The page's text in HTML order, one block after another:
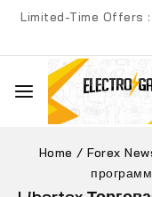
SkipLimited-Time Offers :
Home / Forex